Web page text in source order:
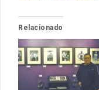
Relacionado